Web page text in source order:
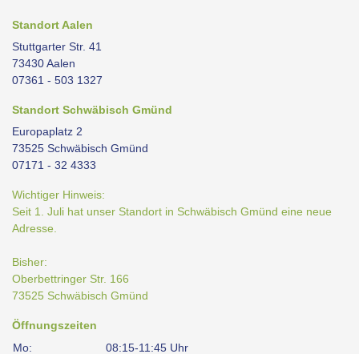
Standort Aalen
Stuttgarter Str. 41
73430 Aalen
07361 - 503 1327
Standort Schwäbisch Gmünd
Europaplatz 2
73525 Schwäbisch Gmünd
07171 - 32 4333
Wichtiger Hinweis:
Seit 1. Juli hat unser Standort in Schwäbisch Gmünd eine neue
Adresse.
Bisher:
Oberbettringer Str. 166
73525 Schwäbisch Gmünd
Öffnungszeiten
Mo:
08:15-11:45 Uhr